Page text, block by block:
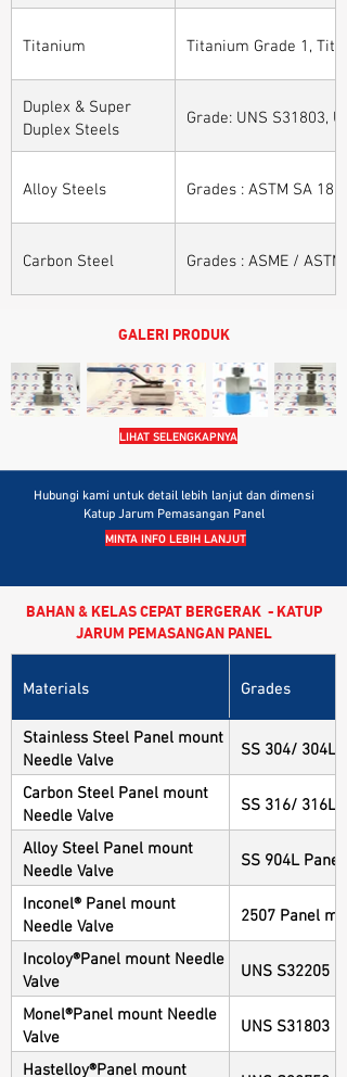
Titanium Titanium Grade 1,
Duplex & Super
Duplex Steels
Grade: UNS S31803,
Alloy Steels Grades : ASTM SA
Carbon Steel Grades : ASME /
Hubungi kami untuk detail lebih lanjut dan dimensi
Katup Jarum Pemasangan Panel
MINTA INFO LEBIH LANJUT
GALERI PRODUK
LIHAT SELENGKAPNYA
BAHAN & KELAS CEPAT BERGERAK - KATUP
JARUM PEMASANGAN PANEL
Materials Grades
Stainless Steel Panel mount
Needle Valve
SS 304/ 304L
Carbon Steel Panel mount
Needle Valve
SS 316/ 316L
Alloy Steel Panel mount
Needle Valve
SS 904L
Inconel® Panel mount
Needle Valve
2507 Panel
Incoloy®Panel mount Needle
Valve
UNS S32205
Monel®Panel mount Needle
Valve
UNS S31803
Hastelloy®Panel mount